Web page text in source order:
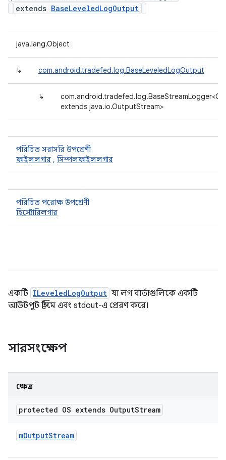
extends BaseLeveledLogOutput
java.lang.Object
↳ com.android.tradefed.log.BaseLeveledLogOutput
↳
com.android.tradefed.log.BaseStreamLogger<OS
extends java.io.OutputStream>
পরিচিত সরাসরি উপশ্রেণী
ফাইললগার , সিম্পলফাইললগার
পরিচিত পরোক্ষ উপশ্রেণী
হিস্টোরিলগার
একটি ILeveledLogOutput যা লগ বার্তাগুলিকে একটি
আউটপুট স্ট্রিমে এবং stdout-এ প্রেরণ করে।
সারসংক্ষেপ
ক্ষেত্র
protected OS extends OutputStream
mOutputStream